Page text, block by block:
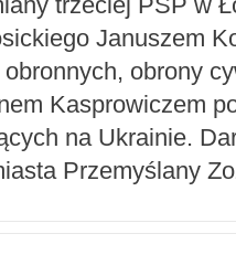
Januszem
obrony
Kasprowiczem
na Ukrainie.
Przemyślany